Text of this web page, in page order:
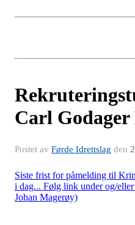
Carl Godager
Postet av Førde Idrettslag den
Siste frist for påmelding til
i dag... Følg link under og/
Johan Magerøy)